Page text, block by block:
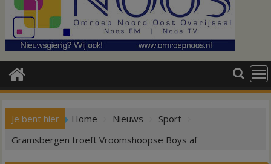
Je bent hier Home Nieuws
Sport
Gramsbergen troeft Vroomshoopse Boys af